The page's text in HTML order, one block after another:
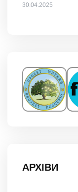
30.04.2025
АРХІВИ